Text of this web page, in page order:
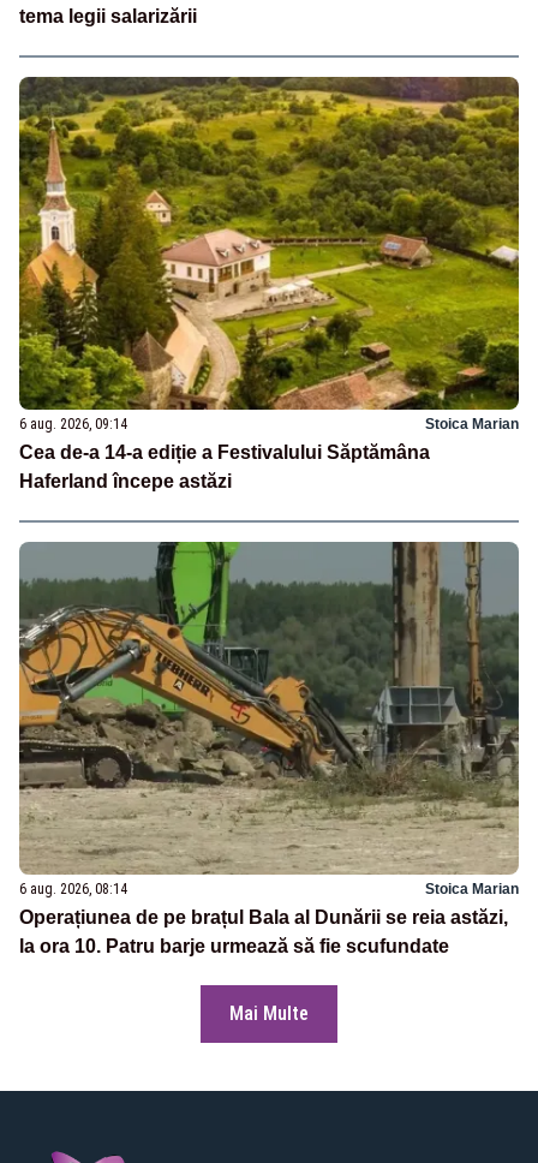
tema legii salarizării
6 aug. 2026, 09:14 Stoica Marian
Cea de-a 14-a ediție a Festivalului Săptămâna
Haferland începe astăzi
6 aug. 2026, 08:14 Stoica Marian
Operațiunea de pe brațul Bala al Dunării se reia astăzi,
la ora 10. Patru barje urmează să fie scufundate
Mai Multe